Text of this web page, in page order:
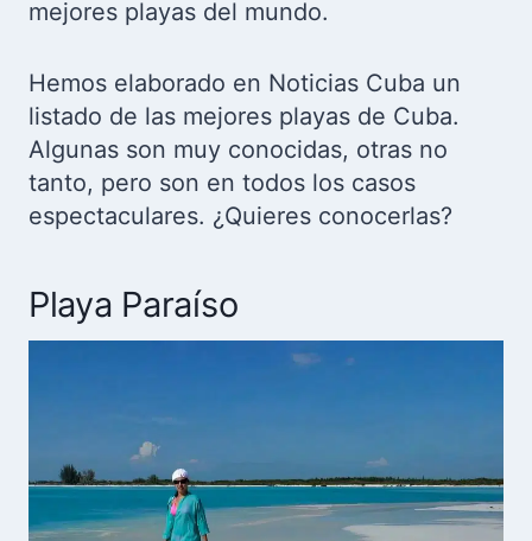
mejores playas del mundo.
Hemos elaborado en Noticias Cuba un
listado de las mejores playas de Cuba.
Algunas son muy conocidas, otras no
tanto, pero son en todos los casos
espectaculares. ¿Quieres conocerlas?
Playa Paraíso